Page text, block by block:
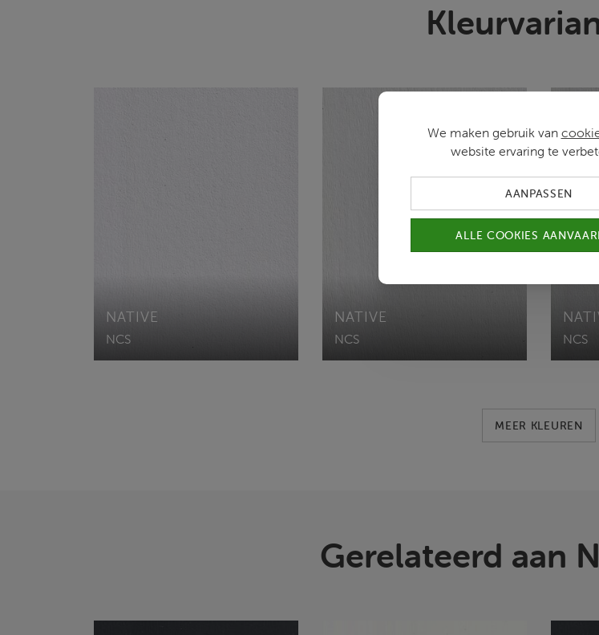
NATIVE
NCS
NATIVE
NCS NCS
MEER KLEUREN
Gerelateerd aan
We maken gebruik van
website ervaring te
AANPASSEN
ALLE COOKIES